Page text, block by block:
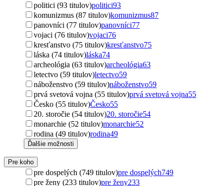
politici (93 titulov)politici93
komunizmus (87 titulov)komunizmus87
panovníci (77 titulov)panovníci77
vojaci (76 titulov)vojaci76
kresťanstvo (75 titulov)kresťanstvo75
láska (74 titulov)láska74
archeológia (63 titulov)archeológia63
letectvo (59 titulov)letectvo59
náboženstvo (59 titulov)náboženstvo59
prvá svetová vojna (55 titulov)prvá svetová vojna55
Česko (55 titulov)Česko55
20. storočie (54 titulov)20. storočie54
monarchie (52 titulov)monarchie52
rodina (49 titulov)rodina49
Ďalšie možnosti
Pre koho
pre dospelých (749 titulov)pre dospelých749
pre ženy (233 titulov)pre ženy233